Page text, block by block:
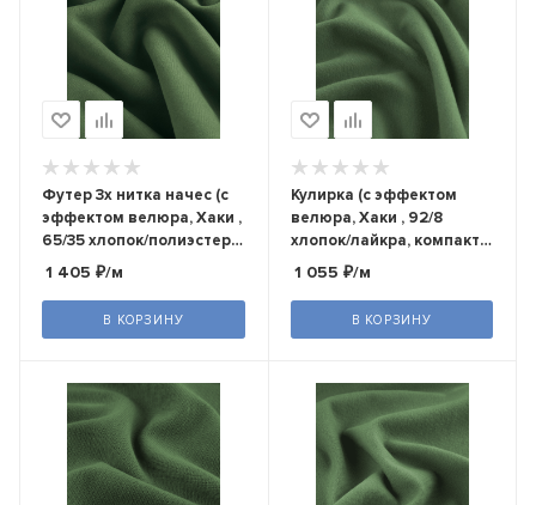
Футер 3х нитка начес (с
эффектом велюра, Хаки ,
65/35 хлопок/полиэстер,
компакт пенье, пл. 330 г/
1 405 ₽/м
В КОРЗИНУ
Кулирка (с эффектом
велюра, Хаки , 92/8
хлопок/лайкра, компакт
пенье, пл. 180 г/м2,
1 055 ₽/м
В КОРЗИНУ